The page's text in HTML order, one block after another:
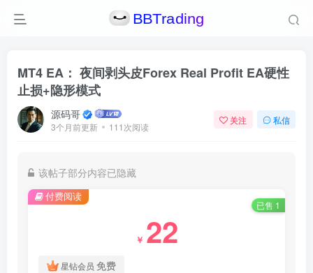
MT4 EA： 夜间剥头皮Forex Real Profit EA硬性
止损+隐形模式
源码哥
3个月前更新 111次阅读
关注 私信
该帖子部分内容已隐藏
付费阅读
已售 1
￥ 22
星钻会员 免费